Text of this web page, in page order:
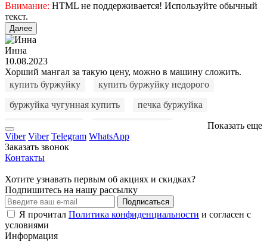
Внимание: HTML не поддерживается! Используйте обычный
текст.
Далее
Инна
10.08.2023
Хорший мангал за такую цену, можно в машину сложить.
купить буржуйку
купить буржуйку недорого
буржуйка чугунная купить
печка буржуйка
куплю буржуйку
купить печку буржуйку
чугунная буржуйка
буржуйка на дровах
буржуйка длительного горения
мангал
мангал раскладной
мангал с крышкой
буржуйка купить
Показать еще
Viber Viber Telegram WhatsApp
Заказать звонок
Контакты
Хотите узнавать первым об акциях и скидках?
Подпишитесь на нашу рассылку
Подписаться
Я прочитал Политика конфиденциальности и согласен с
условиями
Информация